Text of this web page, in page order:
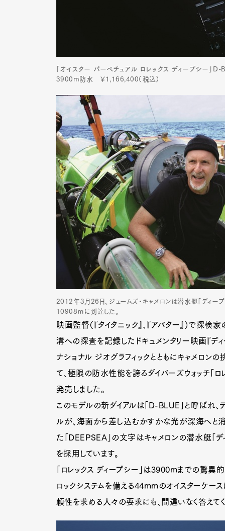
「オイスター パーペチュアル ロレックス ディープシー」
3900m防水 ￥1,166,400（税込）
2012年3月26日、ジェームズ・キャメロンは潜水艇「ディー
10908ｍに到達した。
映画監督（『タイタニック』、『アバター』）で探
溝への探査を記録したドキュメンタリー映画『デ
ナショナル ジオグラフィックとともにキャメロン
て、極限の防水性能を誇るダイバーズウォッチ「
発売しました。
このモデルの新ダイアルは「D-BLUE」と呼ばれ
ルが、海面から差し込むかすかな光が深海へと
た「DEEPSEA」の文字はキャメロンの潜水艇「デ
を採用しています。
「ロレックス ディープシー」は3900mまでの驚
ロックシステムを備える44mmのオイスターケー
頼性を求める人々の要求にも、間違いなく答えてく